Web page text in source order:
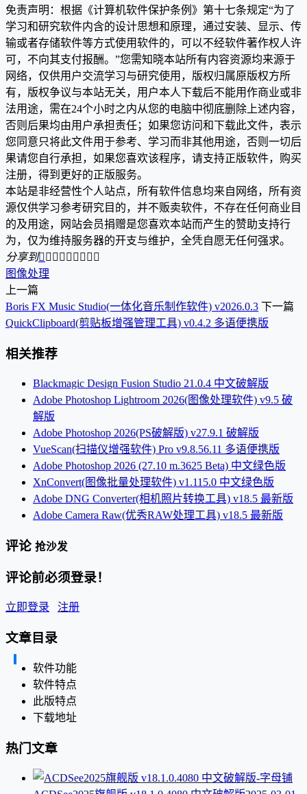
免责声明：根据《计算机软件保护条例》第十七条规定“为了
学习和研究软件内含的设计思想和原理，通过安装、显示、传
输或者存储软件等方式使用软件的，可以不经软件著作权人许
可，不向其支付报酬。”您需知晓本站所有内容资源均来源于
网络，仅供用户交流学习与研究使用，版权归属原版权方所
有，版权争议与本站无关，用户本人下载后不能用作商业或非
法用途，需在24个小时之内从您的电脑中彻底删除上述内容，
否则后果均由用户承担责任；如果您访问和下载此文件，表示
您同意只将此文件用于参考、学习而非其他用途，否则一切后
果请您自行承担，如果您喜欢该程序，请支持正版软件，购买
注册，得到更好的正版服务。
本站是非经营性个人站点，所有软件信息均来自网络，所有资
源仅供学习参考研究目的，并不贩卖软件，不存在任何商业目
的及用途，网站会员捐赠是您喜欢本站而产生的赞助支持行
为，仅为维持服务器的开支与维护，全凭自愿无任何强求。
分享到        
图像处理
上一篇
Boris FX Music Studio(一体化音乐制作软件) v2026.0.3 下一篇
QuickClipboard(剪贴板增强管理工具) v0.4.2 多语便携版
相关推荐
Blackmagic Design Fusion Studio 21.0.4 中文破解版
Adobe Photoshop Lightroom 2026(图像处理软件) v9.5 破
解版
Adobe Photoshop 2026(PS破解版) v27.9.1 破解版
VueScan(扫描仪增强软件) Pro v9.8.56.11 多语便携版
Adobe Photoshop 2026 (27.10 m.3625 Beta) 中文绿色版
XnConvert(图像批量处理软件) v1.115.0 中文绿色版
Adobe DNG Converter(相机照片转换工具) v18.5 最新版
Adobe Camera Raw(优秀RAW处理工具) v18.5 最新版
评论 抢沙发
评论前必须登录！
立即登录 注册
文章目录
软件功能
软件特点
此版特点
下载地址
热门文章